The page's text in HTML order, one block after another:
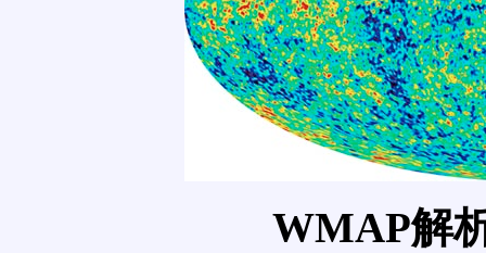
WMAP解